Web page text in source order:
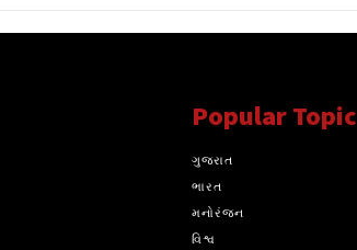
Popular Topic
ગુજરાત
ભારત
મનોરંજન
વિશ્વ